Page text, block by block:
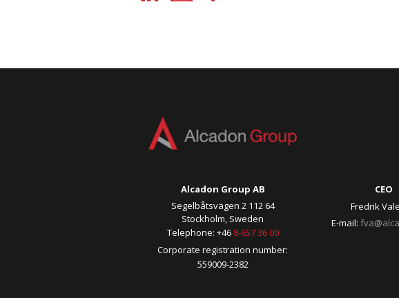
Alcadon Group AB
Segelbåtsvägen 2 112 64
Stockholm, Sweden
Telephone: +46 8-657 36 00
Corporate registration number:
559009-2382
CEO
Fredrik
E-mail: